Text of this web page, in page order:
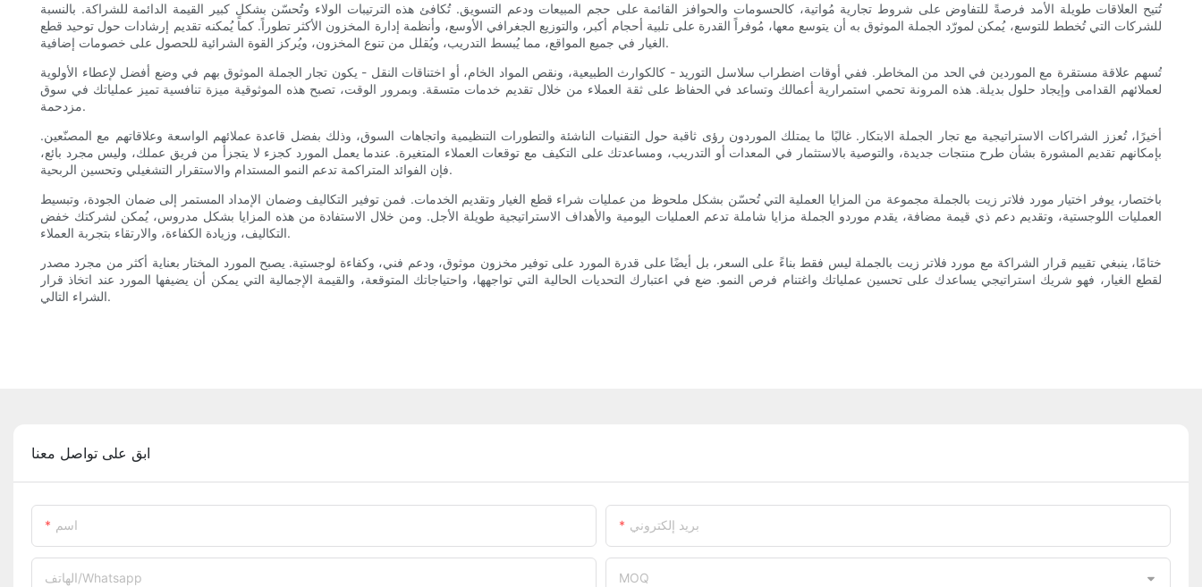
تُتيح العلاقات طويلة الأمد فرصةً للتفاوض على شروط تجارية مُواتية، كالحسومات والحوافز القائمة على حجم المبيعات ودعم التسويق. تُكافئ هذه الترتيبات الولاء وتُحسّن بشكلٍ كبير القيمة الدائمة للشراكة. بالنسبة
للشركات التي تُخطط للتوسع، يُمكن لمورّد الجملة الموثوق به أن يتوسع معها، مُوفراً القدرة على تلبية أحجام أكبر، والتوزيع الجغرافي الأوسع، وأنظمة إدارة المخزون الأكثر تطوراً. كما يُمكنه تقديم إرشادات حول توحيد قطع
الغيار في جميع المواقع، مما يُبسط التدريب، ويُقلل من تنوع المخزون، ويُركز القوة الشرائية للحصول على خصومات إضافية.
تُسهم علاقة مستقرة مع الموردين في الحد من المخاطر. ففي أوقات اضطراب سلاسل التوريد - كالكوارث الطبيعية، ونقص المواد الخام، أو اختناقات النقل - يكون تجار الجملة الموثوق بهم في وضع أفضل لإعطاء الأولوية
لعملائهم القدامى وإيجاد حلول بديلة. هذه المرونة تحمي استمرارية أعمالك وتساعد في الحفاظ على ثقة العملاء من خلال تقديم خدمات متسقة. وبمرور الوقت، تصبح هذه الموثوقية ميزة تنافسية تميز عملياتك في سوق
مزدحمة.
أخيرًا، تُعزز الشراكات الاستراتيجية مع تجار الجملة الابتكار. غالبًا ما يمتلك الموردون رؤى ثاقبة حول التقنيات الناشئة والتطورات التنظيمية واتجاهات السوق، وذلك بفضل قاعدة عملائهم الواسعة وعلاقاتهم مع المصنّعين.
بإمكانهم تقديم المشورة بشأن طرح منتجات جديدة، والتوصية بالاستثمار في المعدات أو التدريب، ومساعدتك على التكيف مع توقعات العملاء المتغيرة. عندما يعمل المورد كجزء لا يتجزأ من فريق عملك، وليس مجرد بائع،
فإن الفوائد المتراكمة تدعم النمو المستدام والاستقرار التشغيلي وتحسين الربحية.
باختصار، يوفر اختيار مورد فلاتر زيت بالجملة مجموعة من المزايا العملية التي تُحسّن بشكل ملحوظ من عمليات شراء قطع الغيار وتقديم الخدمات. فمن توفير التكاليف وضمان الإمداد المستمر إلى ضمان الجودة، وتبسيط
العمليات اللوجستية، وتقديم دعم ذي قيمة مضافة، يقدم موردو الجملة مزايا شاملة تدعم العمليات اليومية والأهداف الاستراتيجية طويلة الأجل. ومن خلال الاستفادة من هذه المزايا بشكل مدروس، يُمكن لشركتك خفض
التكاليف، وزيادة الكفاءة، والارتقاء بتجربة العملاء.
ختامًا، ينبغي تقييم قرار الشراكة مع مورد فلاتر زيت بالجملة ليس فقط بناءً على السعر، بل أيضًا على قدرة المورد على توفير مخزون موثوق، ودعم فني، وكفاءة لوجستية. يصبح المورد المختار بعناية أكثر من مجرد مصدر
لقطع الغيار، فهو شريك استراتيجي يساعدك على تحسين عملياتك واغتنام فرص النمو. ضع في اعتبارك التحديات الحالية التي تواجهها، واحتياجاتك المتوقعة، والقيمة الإجمالية التي يمكن أن يضيفها المورد عند اتخاذ قرار
الشراء التالي.
ابق على تواصل معنا
اسم بريد إلكتروني
الهاتف/whatsapp MOQ